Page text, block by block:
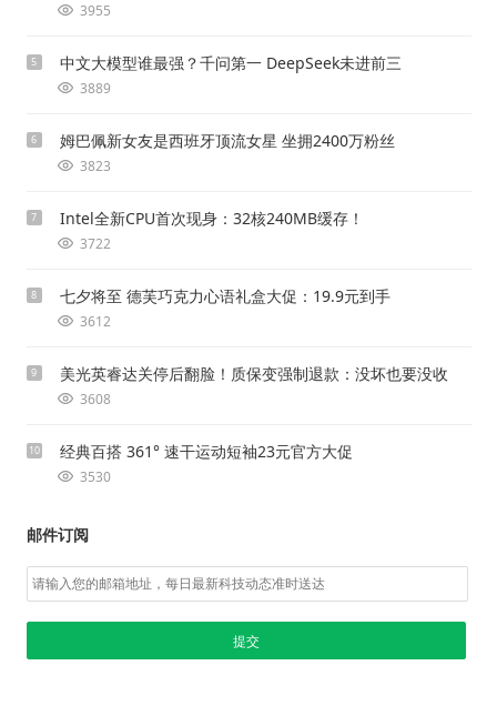
3955
5 中文大模型谁最强？千问第一 DeepSeek未进前三
3889
6 姆巴佩新女友是西班牙顶流女星 坐拥2400万粉丝
3823
7 Intel全新CPU首次现身：32核240MB缓存！
3722
8 七夕将至 德芙巧克力心语礼盒大促：19.9元到手
3612
9 美光英睿达关停后翻脸！质保变强制退款：没坏也要没收
3608
10 经典百搭 361° 速干运动短袖23元官方大促
3530
邮件订阅